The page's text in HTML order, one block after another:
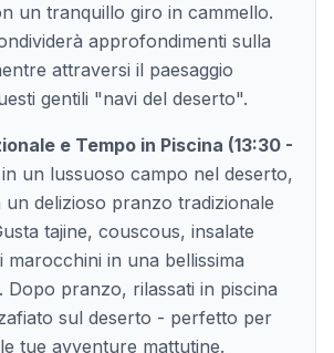
un tranquillo giro in cammello.
approfondimenti sulla
attraversi il paesaggio
gentili "navi del deserto".
e Tempo in Piscina (13:30 -
un lussuoso campo nel deserto,
un delizioso pranzo tradizionale
tajine, couscous, insalate
marocchini in una bellissima
Dopo pranzo, rilassati in piscina
sul deserto - perfetto per
tue avventure mattutine.